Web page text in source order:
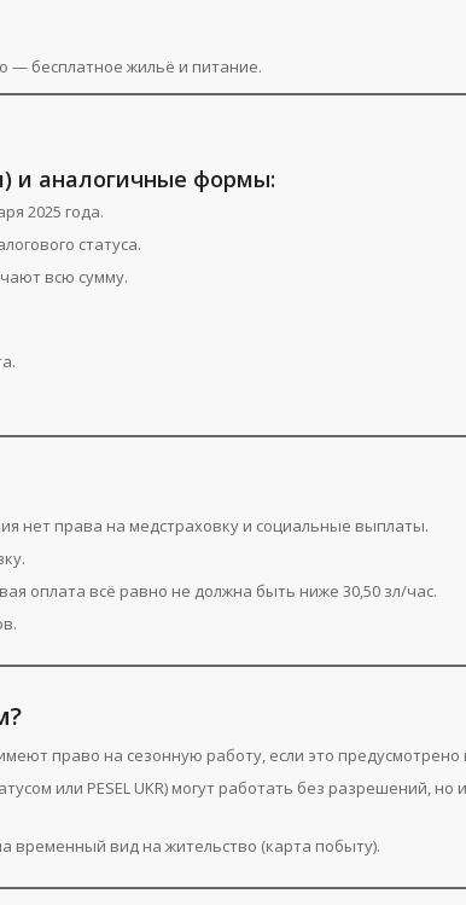
— бесплатное жильё и питание.
и аналогичные формы:
2025 года.
статуса.
всю сумму.
нет права на медстраховку и социальные выплаты.
оплата всё равно не должна быть ниже 30,50 зл/час.
право на сезонную работу, если это предусмотрено
или PESEL UKR) могут работать без разрешений, но
временный вид на жительство (карта побыту).